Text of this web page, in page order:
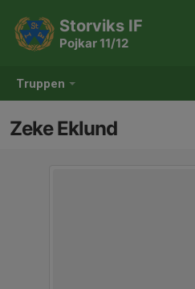
Truppen
Storviks IF
Pojkar 11/12
Zeke Eklund